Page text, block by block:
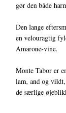
gør den både
Den lange
en velouragtig
Amarone-vine.
Monte Tabor er
lam, and og
de særlige